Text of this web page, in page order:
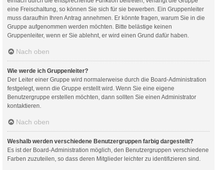
eine Freischaltung, so können Sie sich für sie bewerben. Ein Gruppenleiter
muss daraufhin Ihren Antrag annehmen. Er könnte fragen, warum Sie in die
Gruppe aufgenommen werden möchten. Bitte belästige keinen
Gruppenleiter, wenn er Sie ablehnt, er wird einen Grund dafür haben.
Nach oben
Wie werde ich Gruppenleiter?
Der Leiter einer Gruppe wird normalerweise durch die Board-Administration
festgelegt, wenn die Gruppe erstellt wird. Wenn Sie eine eigene
Benutzergruppe erstellen möchten, dann sollten Sie einen Administrator
kontaktieren.
Nach oben
Weshalb werden verschiedene Benutzergruppen farbig dargestellt?
Es ist der Board-Administration möglich, den Benutzergruppen verschiedene
Farben zuzuteilen, so dass deren Mitglieder leichter zu identifizieren sind.